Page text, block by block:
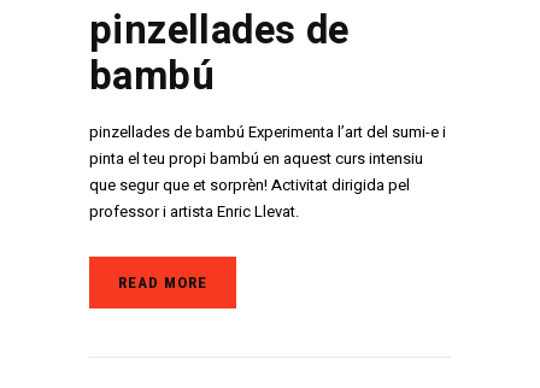
pinzellades de
bambú
pinzellades de bambú Experimenta l’art del sumi-e i
pinta el teu propi bambú en aquest curs intensiu
que segur que et sorprèn! Activitat dirigida pel
professor i artista Enric Llevat.
READ MORE